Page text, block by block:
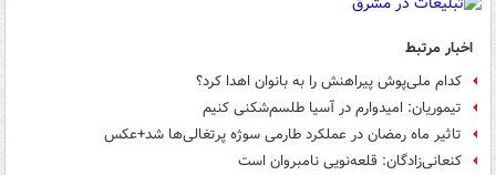
اخبار مرتبط
کدام ملی‌پوش پیراهنش را به بانوان اهدا کرد؟
تیموریان: امیدوارم در آسیا طلسم‌شکنی کنیم
تاثیر ماه رمضان در عملکرد طارمی سوژه پرتغالی‌ها شد+عکس
کنعانی‌زادگان: قلعه‌نویی نامبروان است